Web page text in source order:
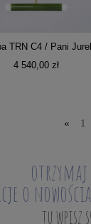
TRN C4 / Pani
4 540,00 zł
« 1
otrzymaj
o